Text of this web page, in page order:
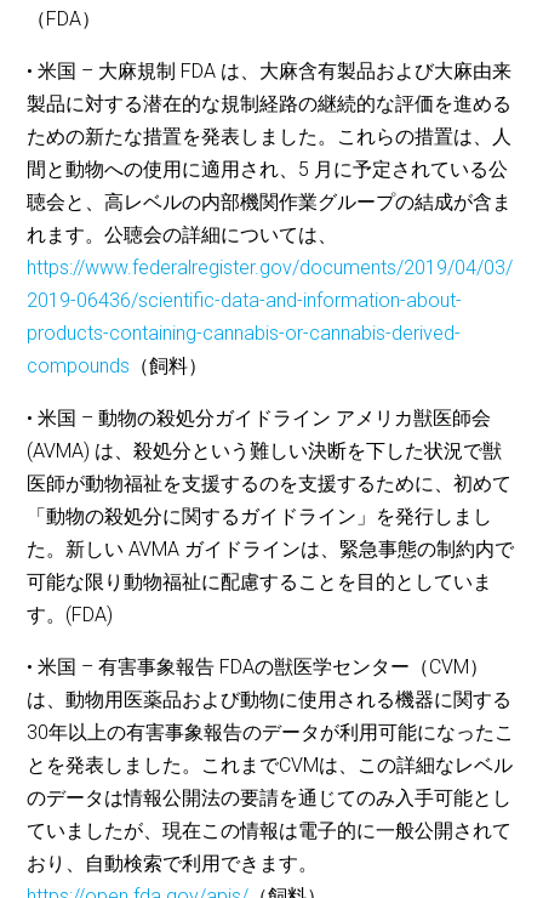
（FDA）
• 米国 – 大麻規制 FDA は、大麻含有製品および大麻由来
製品に対する潜在的な規制経路の継続的な評価を進める
ための新たな措置を発表しました。これらの措置は、人
間と動物への使用に適用され、5 月に予定されている公
聴会と、高レベルの内部機関作業グループの結成が含ま
れます。公聴会の詳細については、
https://www.federalregister.gov/documents/2019/04/03/
2019-06436/scientific-data-and-information-about-
products-containing-cannabis-or-cannabis-derived-
compounds （飼料）
• 米国 – 動物の殺処分ガイドライン アメリカ獣医師会
(AVMA) は、殺処分という難しい決断を下した状況で獣
医師が動物福祉を支援するのを支援するために、初めて
「動物の殺処分に関するガイドライン」を発行しまし
た。新しい AVMA ガイドラインは、緊急事態の制約内で
可能な限り動物福祉に配慮することを目的としていま
す。(FDA)
• 米国 – 有害事象報告 FDAの獣医学センター（CVM）
は、動物用医薬品および動物に使用される機器に関する
30年以上の有害事象報告のデータが利用可能になったこ
とを発表しました。これまでCVMは、この詳細なレベル
のデータは情報公開法の要請を通じてのみ入手可能とし
ていましたが、現在この情報は電子的に一般公開されて
おり、自動検索で利用できます。